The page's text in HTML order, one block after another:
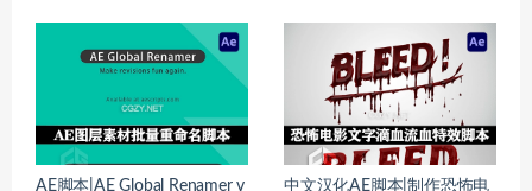
AE脚本|AE Global Renamer v
中文汉化AE脚本|制作恐怖电